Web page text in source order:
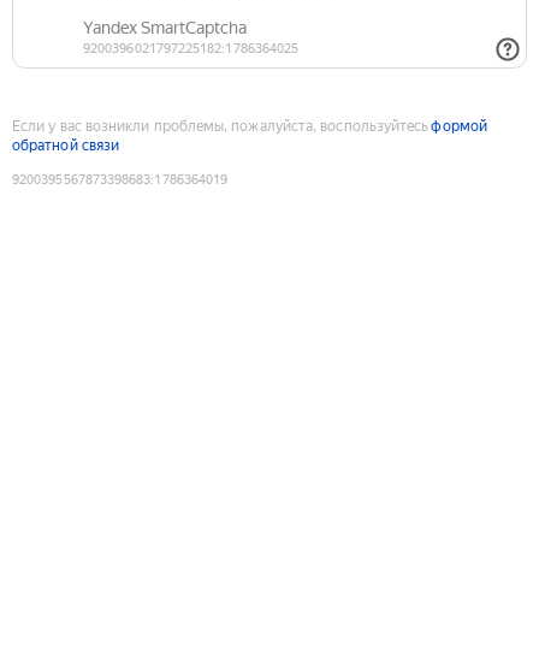
Если у вас возникли проблемы, пожалуйста, воспользуйтесьформой
обратной связи
9200395567873398683:1786364019